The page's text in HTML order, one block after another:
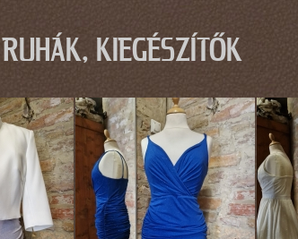
HELY
KIEGÉSZÍTŐK